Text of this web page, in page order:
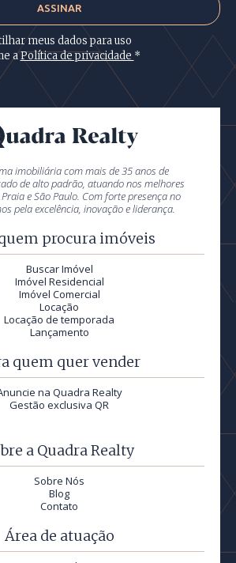
meus dados para uso
aPolítica de privacidade *
imobiliária com mais de 35 anos de
de alto padrão, atuando nos melhores
e São Paulo. Com forte presença no
pela excelência, inovação e liderança.
procura imóveis
Buscar Imóvel
Imóvel Residencial
Imóvel Comercial
Locação
Locação de temporada
Lançamento
quem quer vender
na Quadra Realty
Gestão exclusiva QR
a Quadra Realty
Sobre Nós
Blog
Contato
Área de atuação